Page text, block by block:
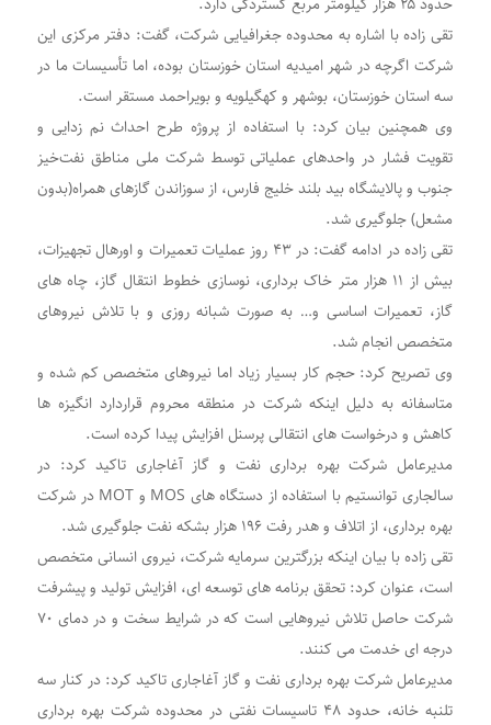
تقی زاده با اشاره به محدوده جغرافیایی شرکت، گفت: دفتر مرکزی این
شرکت اگرچه در شهر امیدیه استان خوزستان بوده، اما تأسیسات ما در
سه استان خوزستان، بوشهر و کهگیلویه و بویراحمد مستقر است.
وی همچنین بیان کرد: با استفاده از پروژه طرح احداث نم زدایی و
تقویت فشار در واحدهای عملیاتی توسط شرکت ملی مناطق نفت‌خیز
جنوب و پالایشگاه بید بلند خلیج فارس، از سوزاندن گازهای همراه(بدون
مشعل) جلوگیری شد.
تقی زاده در ادامه گفت: در ۴۳ روز عملیات تعمیرات و اورهال تجهیزات،
بیش از ۱۱ هزار متر خاک برداری، نوسازی خطوط انتقال گاز، چاه های
گاز، تعمیرات اساسی و… به صورت شبانه روزی و با تلاش نیروهای
متخصص انجام شد.
وی تصریح کرد: حجم کار بسیار زیاد اما نیروهای متخصص کم شده و
متاسفانه به دلیل اینکه شرکت در منطقه محروم قراردارد انگیزه ها
کاهش و درخواست های انتقالی پرسنل افزایش پیدا کرده است.
مدیرعامل شرکت بهره برداری نفت و گاز آغاجاری تاکید کرد: در
سالجاری توانستیم با استفاده از دستگاه های MOS و MOT در شرکت
بهره برداری، از اتلاف و هدر رفت ۱۹۶ هزار بشکه نفت جلوگیری شد.
تقی زاده با بیان اینکه بزرگترین سرمایه شرکت، نیروی انسانی متخصص
است، عنوان کرد: تحقق برنامه های توسعه ای، افزایش تولید و پیشرفت
شرکت حاصل تلاش نیروهایی است که در شرایط سخت و در دمای ۷٠
درجه ای خدمت می کنند.
مدیرعامل شرکت بهره برداری نفت و گاز آغاجاری تاکید کرد: در کنار سه
تلنبه خانه، حدود ۴۸ تاسیسات نفتی در محدوده شرکت بهره برداری